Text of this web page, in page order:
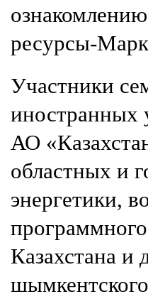
ресурсы-
Участники
иностранных
АО
областных и
энергетики,
Казахстана и